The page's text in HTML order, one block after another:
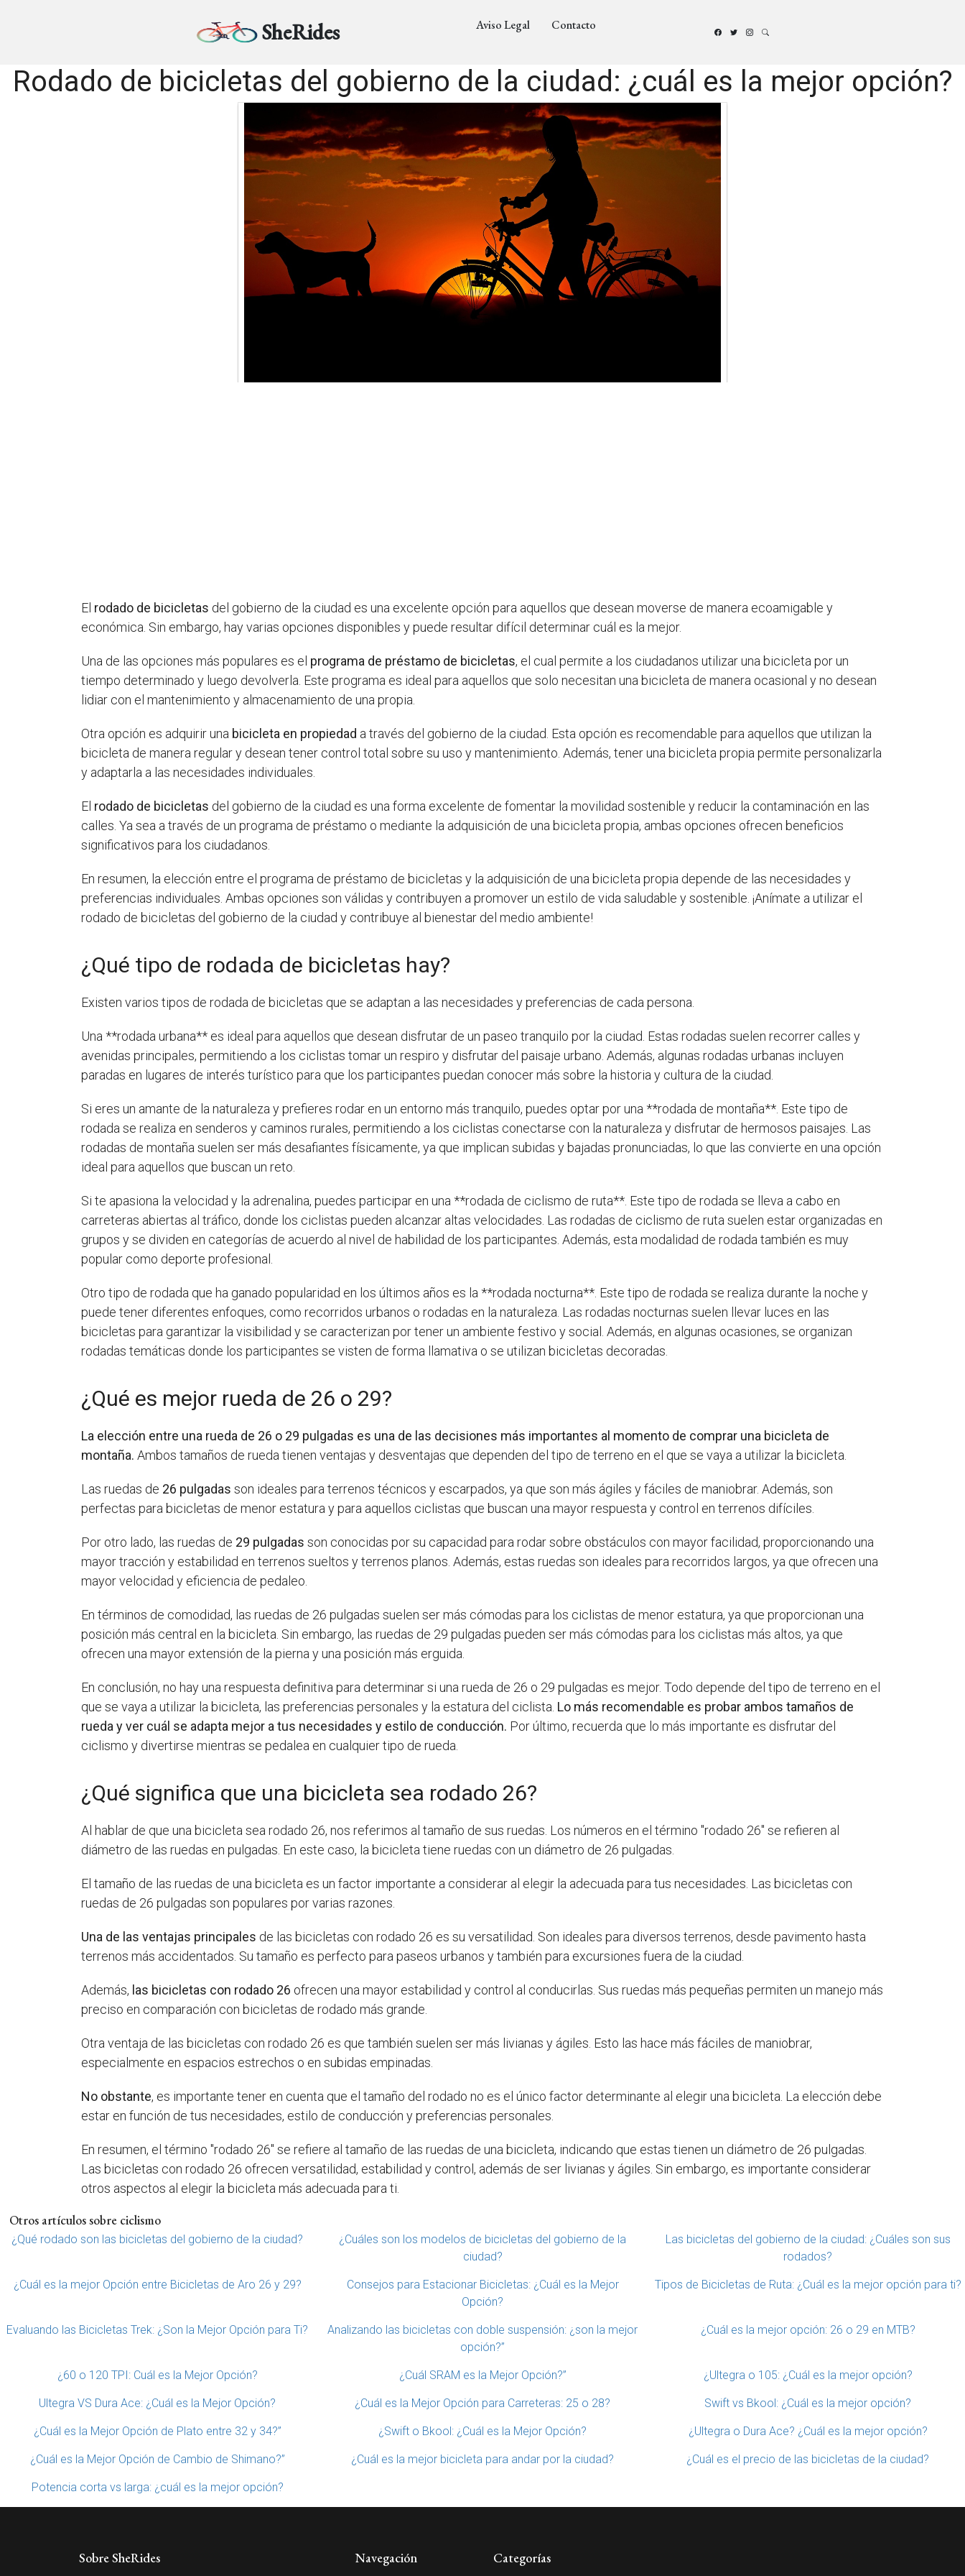
SheRides Aviso Legal Contacto
Rodado de bicicletas del gobierno de la ciudad: ¿cuál es la mejor opción?
El rodado de bicicletas del gobierno de la ciudad es una excelente opción para aquellos que desean moverse de manera ecoamigable y
económica. Sin embargo, hay varias opciones disponibles y puede resultar difícil determinar cuál es la mejor.
Una de las opciones más populares es el programa de préstamo de bicicletas, el cual permite a los ciudadanos utilizar una bicicleta por un
tiempo determinado y luego devolverla. Este programa es ideal para aquellos que solo necesitan una bicicleta de manera ocasional y no desean
lidiar con el mantenimiento y almacenamiento de una propia.
Otra opción es adquirir una bicicleta en propiedad a través del gobierno de la ciudad. Esta opción es recomendable para aquellos que utilizan la
bicicleta de manera regular y desean tener control total sobre su uso y mantenimiento. Además, tener una bicicleta propia permite personalizarla
y adaptarla a las necesidades individuales.
El rodado de bicicletas del gobierno de la ciudad es una forma excelente de fomentar la movilidad sostenible y reducir la contaminación en las
calles. Ya sea a través de un programa de préstamo o mediante la adquisición de una bicicleta propia, ambas opciones ofrecen beneficios
significativos para los ciudadanos.
En resumen, la elección entre el programa de préstamo de bicicletas y la adquisición de una bicicleta propia depende de las necesidades y
preferencias individuales. Ambas opciones son válidas y contribuyen a promover un estilo de vida saludable y sostenible. ¡Anímate a utilizar el
rodado de bicicletas del gobierno de la ciudad y contribuye al bienestar del medio ambiente!
¿Qué tipo de rodada de bicicletas hay?
Existen varios tipos de rodada de bicicletas que se adaptan a las necesidades y preferencias de cada persona.
Una **rodada urbana** es ideal para aquellos que desean disfrutar de un paseo tranquilo por la ciudad. Estas rodadas suelen recorrer calles y
avenidas principales, permitiendo a los ciclistas tomar un respiro y disfrutar del paisaje urbano. Además, algunas rodadas urbanas incluyen
paradas en lugares de interés turístico para que los participantes puedan conocer más sobre la historia y cultura de la ciudad.
Si eres un amante de la naturaleza y prefieres rodar en un entorno más tranquilo, puedes optar por una **rodada de montaña**. Este tipo de
rodada se realiza en senderos y caminos rurales, permitiendo a los ciclistas conectarse con la naturaleza y disfrutar de hermosos paisajes. Las
rodadas de montaña suelen ser más desafiantes físicamente, ya que implican subidas y bajadas pronunciadas, lo que las convierte en una opción
ideal para aquellos que buscan un reto.
Si te apasiona la velocidad y la adrenalina, puedes participar en una **rodada de ciclismo de ruta**. Este tipo de rodada se lleva a cabo en
carreteras abiertas al tráfico, donde los ciclistas pueden alcanzar altas velocidades. Las rodadas de ciclismo de ruta suelen estar organizadas en
grupos y se dividen en categorías de acuerdo al nivel de habilidad de los participantes. Además, esta modalidad de rodada también es muy
popular como deporte profesional.
Otro tipo de rodada que ha ganado popularidad en los últimos años es la **rodada nocturna**. Este tipo de rodada se realiza durante la noche y
puede tener diferentes enfoques, como recorridos urbanos o rodadas en la naturaleza. Las rodadas nocturnas suelen llevar luces en las
bicicletas para garantizar la visibilidad y se caracterizan por tener un ambiente festivo y social. Además, en algunas ocasiones, se organizan
rodadas temáticas donde los participantes se visten de forma llamativa o se utilizan bicicletas decoradas.
¿Qué es mejor rueda de 26 o 29?
La elección entre una rueda de 26 o 29 pulgadas es una de las decisiones más importantes al momento de comprar una bicicleta de
montaña. Ambos tamaños de rueda tienen ventajas y desventajas que dependen del tipo de terreno en el que se vaya a utilizar la bicicleta.
Las ruedas de 26 pulgadas son ideales para terrenos técnicos y escarpados, ya que son más ágiles y fáciles de maniobrar. Además, son
perfectas para bicicletas de menor estatura y para aquellos ciclistas que buscan una mayor respuesta y control en terrenos difíciles.
Por otro lado, las ruedas de 29 pulgadas son conocidas por su capacidad para rodar sobre obstáculos con mayor facilidad, proporcionando una
mayor tracción y estabilidad en terrenos sueltos y terrenos planos. Además, estas ruedas son ideales para recorridos largos, ya que ofrecen una
mayor velocidad y eficiencia de pedaleo.
En términos de comodidad, las ruedas de 26 pulgadas suelen ser más cómodas para los ciclistas de menor estatura, ya que proporcionan una
posición más central en la bicicleta. Sin embargo, las ruedas de 29 pulgadas pueden ser más cómodas para los ciclistas más altos, ya que
ofrecen una mayor extensión de la pierna y una posición más erguida.
En conclusión, no hay una respuesta definitiva para determinar si una rueda de 26 o 29 pulgadas es mejor. Todo depende del tipo de terreno en el
que se vaya a utilizar la bicicleta, las preferencias personales y la estatura del ciclista. Lo más recomendable es probar ambos tamaños de
rueda y ver cuál se adapta mejor a tus necesidades y estilo de conducción. Por último, recuerda que lo más importante es disfrutar del
ciclismo y divertirse mientras se pedalea en cualquier tipo de rueda.
¿Qué significa que una bicicleta sea rodado 26?
Al hablar de que una bicicleta sea rodado 26, nos referimos al tamaño de sus ruedas. Los números en el término "rodado 26" se refieren al
diámetro de las ruedas en pulgadas. En este caso, la bicicleta tiene ruedas con un diámetro de 26 pulgadas.
El tamaño de las ruedas de una bicicleta es un factor importante a considerar al elegir la adecuada para tus necesidades. Las bicicletas con
ruedas de 26 pulgadas son populares por varias razones.
Una de las ventajas principales de las bicicletas con rodado 26 es su versatilidad. Son ideales para diversos terrenos, desde pavimento hasta
terrenos más accidentados. Su tamaño es perfecto para paseos urbanos y también para excursiones fuera de la ciudad.
Además, las bicicletas con rodado 26 ofrecen una mayor estabilidad y control al conducirlas. Sus ruedas más pequeñas permiten un manejo más
preciso en comparación con bicicletas de rodado más grande.
Otra ventaja de las bicicletas con rodado 26 es que también suelen ser más livianas y ágiles. Esto las hace más fáciles de maniobrar,
especialmente en espacios estrechos o en subidas empinadas.
No obstante, es importante tener en cuenta que el tamaño del rodado no es el único factor determinante al elegir una bicicleta. La elección debe
estar en función de tus necesidades, estilo de conducción y preferencias personales.
En resumen, el término "rodado 26" se refiere al tamaño de las ruedas de una bicicleta, indicando que estas tienen un diámetro de 26 pulgadas.
Las bicicletas con rodado 26 ofrecen versatilidad, estabilidad y control, además de ser livianas y ágiles. Sin embargo, es importante considerar
otros aspectos al elegir la bicicleta más adecuada para ti.
Otros artículos sobre ciclismo
¿Qué rodado son las bicicletas del gobierno de la ciudad?
¿Cuáles son los modelos de bicicletas del gobierno de la
ciudad?
Las bicicletas del gobierno de la ciudad: ¿Cuáles son sus
rodados?
¿Cuál es la mejor Opción entre Bicicletas de Aro 26 y 29?
Consejos para Estacionar Bicicletas: ¿Cuál es la Mejor
Opción?
Tipos de Bicicletas de Ruta: ¿Cuál es la mejor opción para ti?
Evaluando las Bicicletas Trek: ¿Son la Mejor Opción para Ti?
Analizando las bicicletas con doble suspensión: ¿son la mejor
opción?”
¿Cuál es la mejor opción: 26 o 29 en MTB?
¿60 o 120 TPI: Cuál es la Mejor Opción? ¿Cuál SRAM es la Mejor Opción?” ¿Ultegra o 105: ¿Cuál es la mejor opción?
Ultegra VS Dura Ace: ¿Cuál es la Mejor Opción? ¿Cuál es la Mejor Opción para Carreteras: 25 o 28? Swift vs Bkool: ¿Cuál es la mejor opción?
¿Cuál es la Mejor Opción de Plato entre 32 y 34?” ¿Swift o Bkool: ¿Cuál es la Mejor Opción? ¿Ultegra o Dura Ace? ¿Cuál es la mejor opción?
¿Cuál es la Mejor Opción de Cambio de Shimano?” ¿Cuál es la mejor bicicleta para andar por la ciudad? ¿Cuál es el precio de las bicicletas de la ciudad?
Potencia corta vs larga: ¿cuál es la mejor opción?
Sobre SheRides Navegación Categorías